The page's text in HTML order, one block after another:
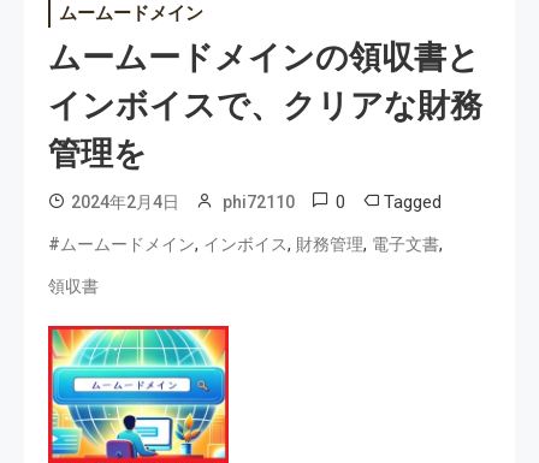
ムームードメイン
ムームードメインの領収書と
インボイスで、クリアな財務
管理を
2024年2月4日 phi72110 0 Tagged
#ムームードメイン, インボイス, 財務管理, 電子文書,
領収書